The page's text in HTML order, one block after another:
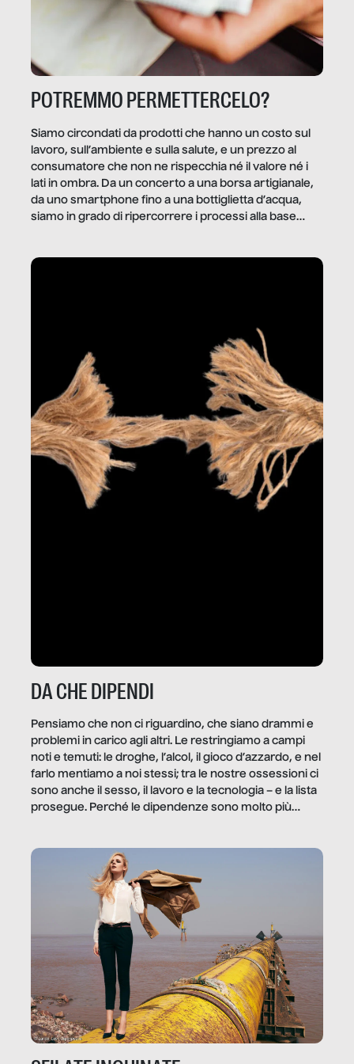
POTREMMO PERMETTERCELO?
Siamo circondati da prodotti che hanno un costo sul
lavoro, sull’ambiente e sulla salute, e un prezzo al
consumatore che non ne rispecchia né il valore né i
lati in ombra. Da un concerto a una borsa artigianale,
da uno smartphone fino a una bottiglietta d’acqua,
siamo in grado di ripercorrere i processi alla base
dietro gli oggetti e i servizi che fanno la nostra vita
DA CHE DIPENDI
Pensiamo che non ci riguardino, che siano drammi e
problemi in carico agli altri. Le restringiamo a campi
noti e temuti: le droghe, l’alcol, il gioco d’azzardo, e nel
farlo mentiamo a noi stessi; tra le nostre ossessioni ci
sono anche il sesso, il lavoro e la tecnologia – e la lista
prosegue. Perché le dipendenze sono molto più
trae un guadagno. In questo reportage vediamo
quale e come.